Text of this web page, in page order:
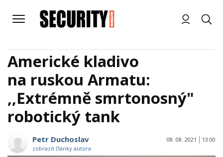
Americké kladivo
na ruskou Armatu:
,,Extrémně smrtonosný"
robotický tank
Petr Duchoslav
zobrazit články autora
08. 08. 2021 13:00